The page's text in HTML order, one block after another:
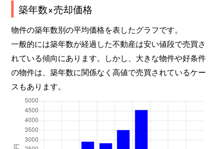
築年数×売却価格
物件の築年数別の平均価格を表したグラフです。
一般的には築年数が経過した不動産は安い値段で売買さ
れている傾向にあります。しかし、大きな物件や好条件
の物件は、築年数に関係なく高値で売買されているケー
スもあります。